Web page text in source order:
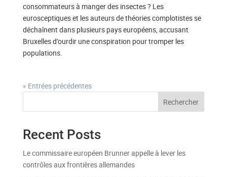
consommateurs à manger des insectes ? Les
eurosceptiques et les auteurs de théories complotistes se
déchaînent dans plusieurs pays européens, accusant
Bruxelles d’ourdir une conspiration pour tromper les
populations.
« Entrées précédentes
Rechercher
Recent Posts
Le commissaire européen Brunner appelle à lever les
contrôles aux frontières allemandes